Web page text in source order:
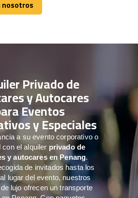
nosotros
nosotros
Privado de
y Autocares
Eventos
y Especiales
a su evento corporativo o
con el alquiler privado de
y autocares en Penang.
de invitados hasta los
lugar del evento, nuestros
lujo ofrecen un transporte